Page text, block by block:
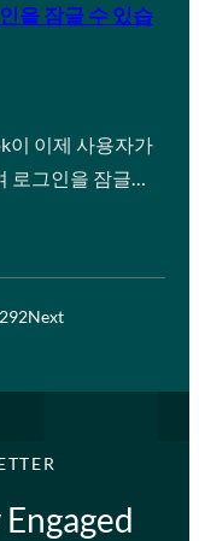
을 잠글 수 있습
이 이제 사용자가
로그인을 잠글…
292Next